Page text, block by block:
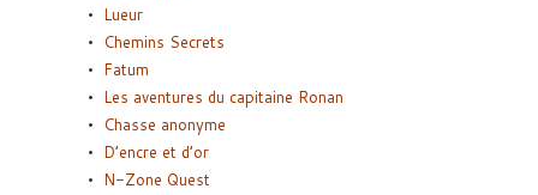
Lueur
Chemins Secrets
Fatum
Les aventures du capitaine Ronan
Chasse anonyme
D’encre et d’or
N-Zone Quest